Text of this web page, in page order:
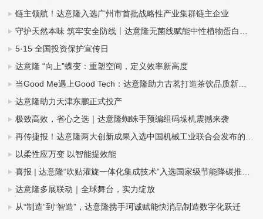
链主领航！达意隆入选广州市首批战略性产业集群链主企业
守护天然本味 筑牢安全防线丨达意隆无菌线赋能中性植物蛋白饮料全域发展（豆奶篇）
5·15 全国投资保护宣传日
达意隆 “向上”蝶变：重塑空间，定义效率新高度
当Good Me遇上Good Tech：达意隆助力古茗打造茶饮品质新标杆
达意隆助力天津东鹏正式投产
极致高效，省心之选｜达意隆蜘蛛手预编组码垛机震撼来袭
再传捷报！达意隆两大创新成果入选中国机械工业联合会发布的百项机械工业科技成果推广项目名单
以柔性应万变 以智能提效能
喜报 | 达意隆“吹贴灌旋一体化集成技术”入选国家级节能降碳推荐目录
达意隆多展联动｜全球舞台，实力绽放
从“制造”到“智造”，达意隆携手珂诚赋能快消品制造数字化跃迁